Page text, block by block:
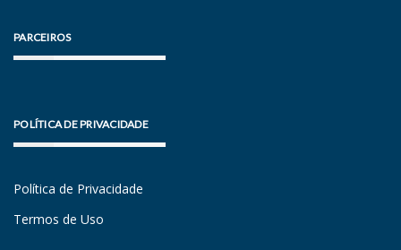
PARCEIROS
POLÍTICA DE PRIVACIDADE
Política de Privacidade
Termos de Uso